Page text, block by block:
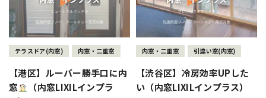
テラスドア(内窓) 内窓・二重窓
【港区】ルーバー勝手口に内
窓
（内窓LIXILインプラ
内窓・二重窓 引違い窓(内窓)
【渋谷区】冷房効率UPした
い（内窓LIXILインプラス）